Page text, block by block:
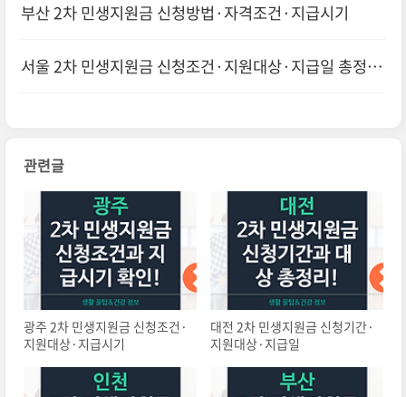
부산 2차 민생지원금 신청방법·자격조건·지급시기
서울 2차 민생지원금 신청조건·지원대상·지급일 총정리
관련글
광주 2차 민생지원금 신청조건·
지원대상·지급시기
대전 2차 민생지원금 신청기간·
지원대상·지급일